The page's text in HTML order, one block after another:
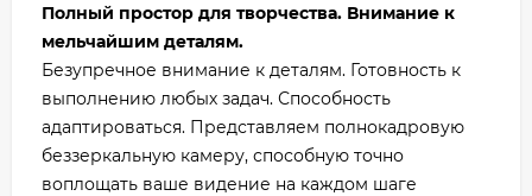
Полный простор для творчества. Внимание к
мельчайшим деталям.
Безупречное внимание к деталям. Готовность к
выполнению любых задач. Способность
адаптироваться. Представляем полнокадровую
беззеркальную камеру, способную точно
воплощать ваше видение на каждом шаге